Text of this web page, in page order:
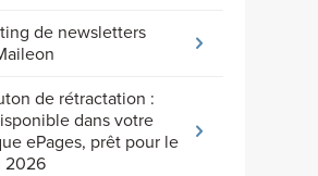
de newsletters
de rétractation :
dans votre
ePages, prêt pour le
2026